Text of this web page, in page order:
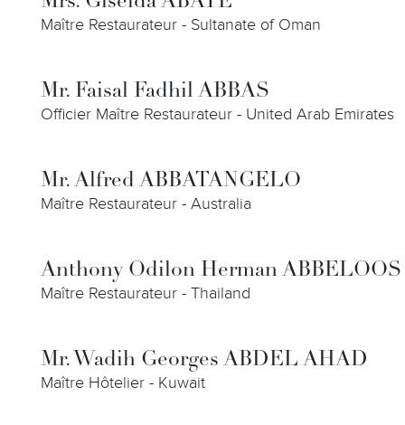
Maître Restaurateur - Sultanate of Oman
Mr. Faisal Fadhil ABBAS
Officier Maître Restaurateur - United Arab Emirates
Mr. Alfred ABBATANGELO
Maître Restaurateur - Australia
Anthony Odilon Herman ABBELOOS
Maître Restaurateur - Thailand
Mr. Wadih Georges ABDEL AHAD
Maître Hôtelier - Kuwait